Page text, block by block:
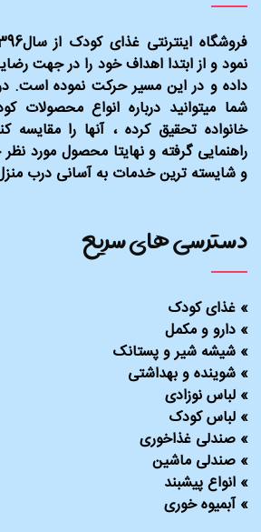
دسترسی های سریع
» غذای کودک
» دارو و مکمل
» شیشه شیر و پستانک
» شوینده و بهداشتی
» لباس نوزادی
» لباس کودک
» صندلی غذاخوری
» صندلی ماشین
» انواع پیشبند
»آبمیوه خوری
نمود و از ابتدا اهداف خود را در جهت
داده و در این مسیر حرکت نموده است.
شما میتوانید درباره انواع محصولات
خانواده تحقیق کرده ، آنها را مقایسه
راهنمایی گرفته و نهایتا محصول مورد
و شایسته ترین خدمات به آسانی درب